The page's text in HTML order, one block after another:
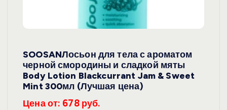
SOOSANЛосьон для тела с ароматом
черной смородины и сладкой мяты
Body Lotion Blackcurrant Jam & Sweet
Mint 300мл (Лучшая цена)
Цена от: 678 руб.